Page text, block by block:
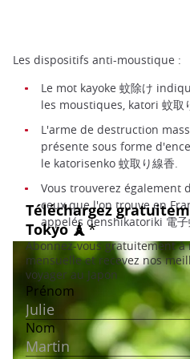
Les dispositifs anti-moustique :
Le mot kayoke 蚊除け
les moustiques, katori 蚊
L'arme de destruction
présente sous forme
le katorisenko 蚊取り線香.
Vous trouverez également
ceux que l'on trouve en
appelés denshikatoriki 電子